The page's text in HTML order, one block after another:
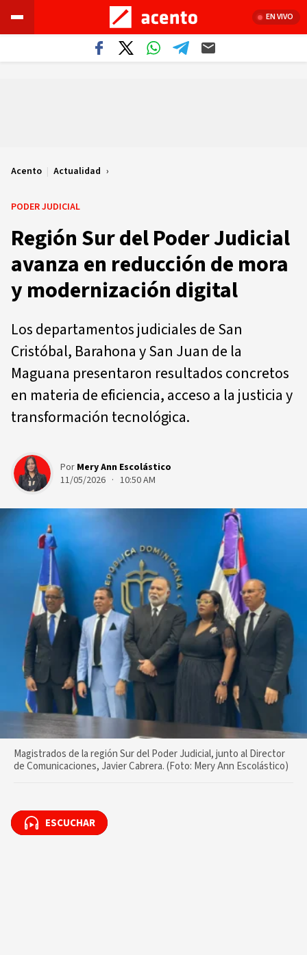
EN VIVO
Acento | Actualidad
PODER JUDICIAL
Región Sur del Poder Judicial
avanza en reducción de mora
y modernización digital
Los departamentos judiciales de San
Cristóbal, Barahona y San Juan de la
Maguana presentaron resultados concretos
en materia de eficiencia, acceso a la justicia y
transformación tecnológica.
Por Mery Ann Escolástico
11/05/2026 · 10:50 AM
Magistrados de la región Sur del Poder Judicial, junto al Director
de Comunicaciones, Javier Cabrera. (Foto: Mery Ann Escolástico)
ESCUCHAR
ESCUCHAR